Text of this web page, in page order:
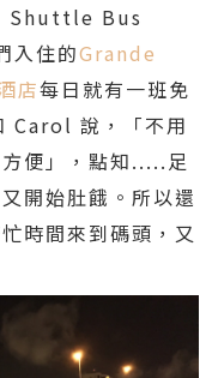
Shuttle Bus
入住的Grande
店每日就有一班免
Carol 說，「不用
便」，點知.....足
開始肚餓。所以還
時間來到碼頭，又